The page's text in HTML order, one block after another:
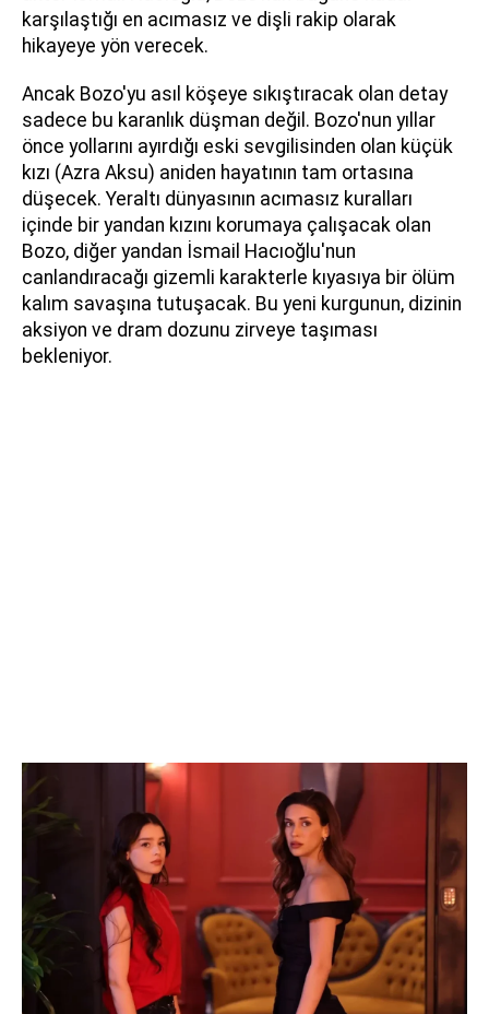
karşılaştığı en acımasız ve dişli rakip olarak
hikayeye yön verecek.
Ancak Bozo'yu asıl köşeye sıkıştıracak olan detay
sadece bu karanlık düşman değil. Bozo'nun yıllar
önce yollarını ayırdığı eski sevgilisinden olan küçük
kızı (Azra Aksu) aniden hayatının tam ortasına
düşecek. Yeraltı dünyasının acımasız kuralları
içinde bir yandan kızını korumaya çalışacak olan
Bozo, diğer yandan İsmail Hacıoğlu'nun
canlandıracağı gizemli karakterle kıyasıya bir ölüm
kalım savaşına tutuşacak. Bu yeni kurgunun, dizinin
aksiyon ve dram dozunu zirveye taşıması
bekleniyor.